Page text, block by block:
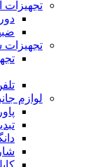
تجهیزات
تجهیزات
لوازم